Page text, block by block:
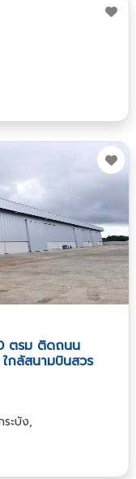
ตรม ติดถนน
ล้สนามบินสวร
ะบัง,